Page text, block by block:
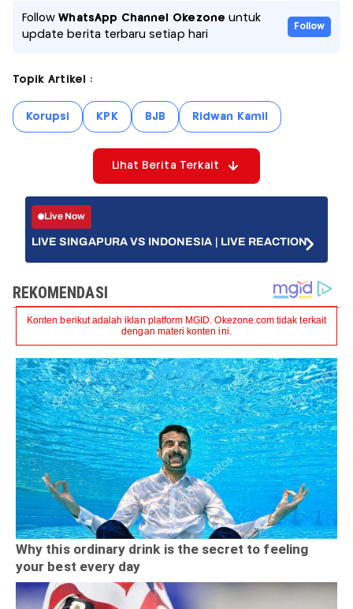
FollowWhatsApp Channel Okezone untuk
update berita terbaru setiap hari
Follow
Topik Artikel :
Korupsi KPK BJB Ridwan Kamil
Lihat Berita Terkait
Live Now
LIVE SINGAPURA VS INDONESIA | LIVE REACTION